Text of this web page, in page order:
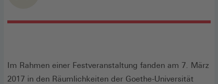
Im Rahmen einer Festveranstaltung fanden am 7. März
2017 in den Räumlichkeiten der Goethe-Universität